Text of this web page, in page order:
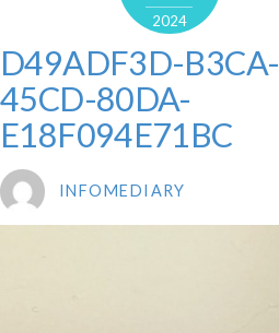
2024
D49ADF3D-B3CA-
45CD-80DA-
E18F094E71BC
INFOMEDIARY